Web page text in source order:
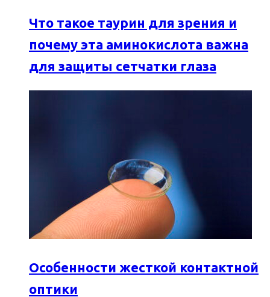
Что такое таурин для зрения и
почему эта аминокислота важна
для защиты сетчатки глаза
Особенности жесткой контактной
оптики